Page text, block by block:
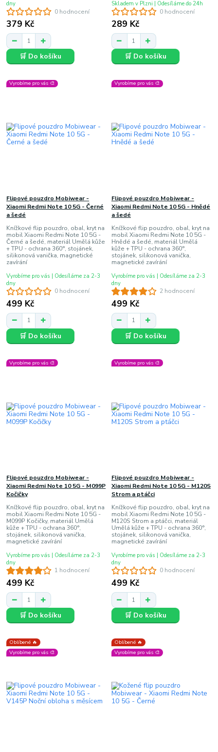
0 hodnocení
379 Kč
dny
🛒 Do košíku
0 hodnocení
289 Kč
Skladem v Plzni | Odesíláme do 24h
🛒 Do košíku
Vyrobíme pro vás 🎨
0 hodnocení
Flipové pouzdro Mobiwear -
Xiaomi Redmi Note 10 5G - Černé
a šedé
Knížkové flip pouzdro, obal, kryt na
mobil Xiaomi Redmi Note 10 5G -
Černé a šedé, materiál Umělá kůže
+ TPU - ochrana 360°, stojánek,
silikonová vanička, magnetické
zavírání
499 Kč
Vyrobíme pro vás | Odesíláme za 2-3
dny
🛒 Do košíku
Vyrobíme pro vás 🎨
2 hodnocení
Flipové pouzdro Mobiwear -
Xiaomi Redmi Note 10 5G - Hnědé
a šedé
Knížkové flip pouzdro, obal, kryt na
mobil Xiaomi Redmi Note 10 5G -
Hnědé a šedé, materiál Umělá
kůže + TPU - ochrana 360°,
stojánek, silikonová vanička,
magnetické zavírání
499 Kč
Vyrobíme pro vás | Odesíláme za 2-3
dny
🛒 Do košíku
Vyrobíme pro vás 🎨
1 hodnocení
Flipové pouzdro Mobiwear -
Xiaomi Redmi Note 10 5G - M099P
Kočičky
Knížkové flip pouzdro, obal, kryt na
mobil Xiaomi Redmi Note 10 5G -
M099P Kočičky, materiál Umělá
kůže + TPU - ochrana 360°,
stojánek, silikonová vanička,
magnetické zavírání
499 Kč
Vyrobíme pro vás | Odesíláme za 2-3
dny
🛒 Do košíku
Vyrobíme pro vás 🎨
0 hodnocení
Flipové pouzdro Mobiwear -
Xiaomi Redmi Note 10 5G - M120S
Strom a ptáčci
Knížkové flip pouzdro, obal, kryt na
mobil Xiaomi Redmi Note 10 5G -
M120S Strom a ptáčci, materiál
Umělá kůže + TPU - ochrana 360°,
stojánek, silikonová vanička,
magnetické zavírání
499 Kč
Vyrobíme pro vás | Odesíláme za 2-3
dny
🛒 Do košíku
Oblíbené 🔥
Vyrobíme pro vás 🎨
Oblíbené 🔥
Vyrobíme pro vás 🎨